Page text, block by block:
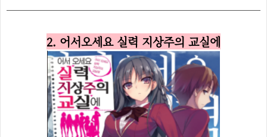
2. 어서오세요 실력 지상주의 교실에